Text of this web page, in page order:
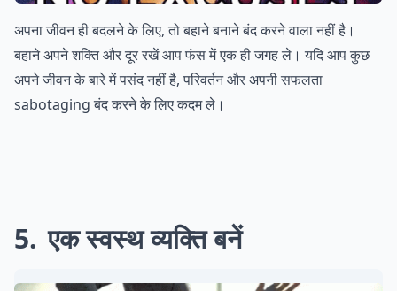
अपना जीवन ही बदलने के लिए, तो बहाने बनाने बंद करने वाला नहीं है।
बहाने अपने शक्ति और दूर रखें आप फंस में एक ही जगह ले। यदि आप कुछ
अपने जीवन के बारे में पसंद नहीं है, परिवर्तन और अपनी सफलता
sabotaging बंद करने के लिए कदम ले।
5 एक स्वस्थ व्यक्ति बनें